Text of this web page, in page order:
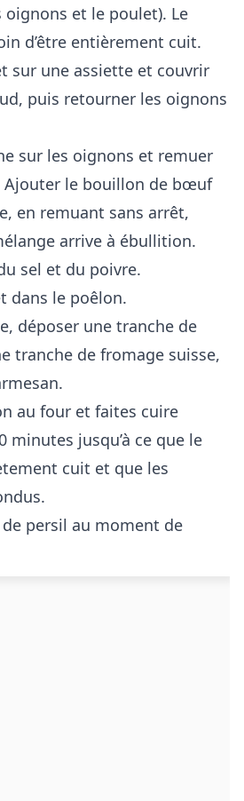
oignons et le poulet). Le
d’être entièrement cuit.
sur une assiette et couvrir
puis retourner les oignons
sur les oignons et remuer
Ajouter le bouillon de bœuf
en remuant sans arrêt,
arrive à ébullition.
sel et du poivre.
dans le poêlon.
déposer une tranche de
tranche de fromage suisse,
au four et faites cuire
minutes jusqu’à ce que le
cuit et que les
persil au moment de